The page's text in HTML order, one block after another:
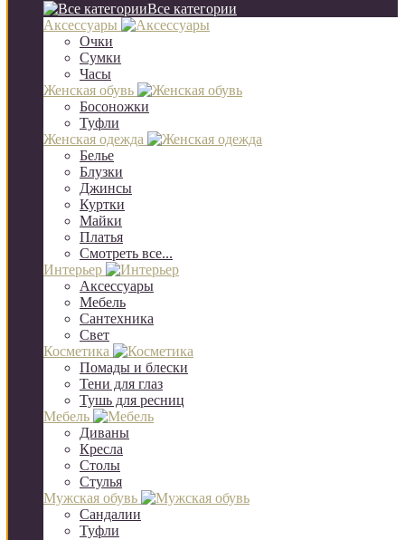
Все категории
Аксессуары
Очки
Сумки
Часы
Женская обувь
Босоножки
Туфли
Женская одежда
Белье
Блузки
Джинсы
Куртки
Майки
Платья
Смотреть все...
Интерьер
Аксессуары
Мебель
Сантехника
Свет
Косметика
Помады и блески
Тени для глаз
Тушь для ресниц
Мебель
Диваны
Кресла
Столы
Стулья
Мужская обувь
Сандалии
Туфли